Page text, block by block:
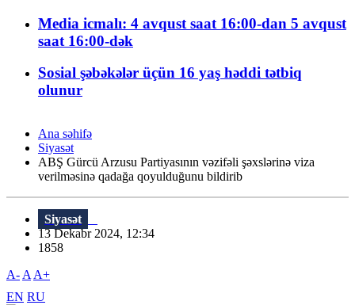
Media icmalı: 4 avqust saat 16:00-dan 5 avqust
saat 16:00-dək
Sosial şəbəkələr üçün 16 yaş həddi tətbiq
olunur
Ana səhifə
Siyasət
ABŞ Gürcü Arzusu Partiyasının vəzifəli şəxslərinə viza
verilməsinə qadağa qoyulduğunu bildirib
Siyasət
13 Dekabr 2024, 12:34
1858
A- A A+
EN RU